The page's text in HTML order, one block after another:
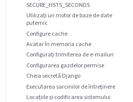
SECURE_HSTS_SECONDS
Utilizați un motor de baze de date
puternic
Configure cache
Avatar în memoria cache
Configurați trimiterea de e-mailuri
Configurarea gazdelor permise
Cheia secretă Django
Executarea sarcinilor de întreținere
Locațiile și codificarea sistemului